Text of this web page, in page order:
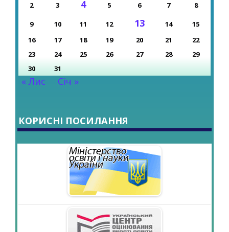
2
3 4 5 6 7 8
9 10 11 12 13 14
15
16
17 18 19 20 21
22
23
24 25 26 27 28
29
30
31
« Лис Січ »
КОРИСНІ ПОСИЛАННЯ